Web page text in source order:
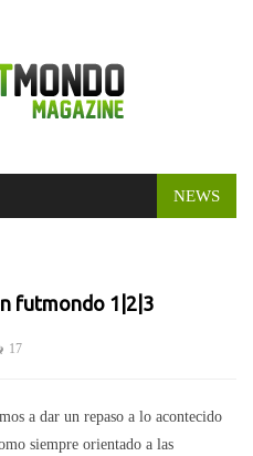
NEWS
futmondo 1|2|3
17
a dar un repaso a lo acontecido
siempre orientado a las